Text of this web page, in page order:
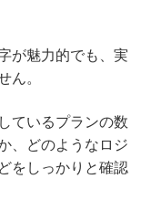
が魅力的でも、実
ん。
ているプランの数
、どのようなロジ
をしっかりと確認